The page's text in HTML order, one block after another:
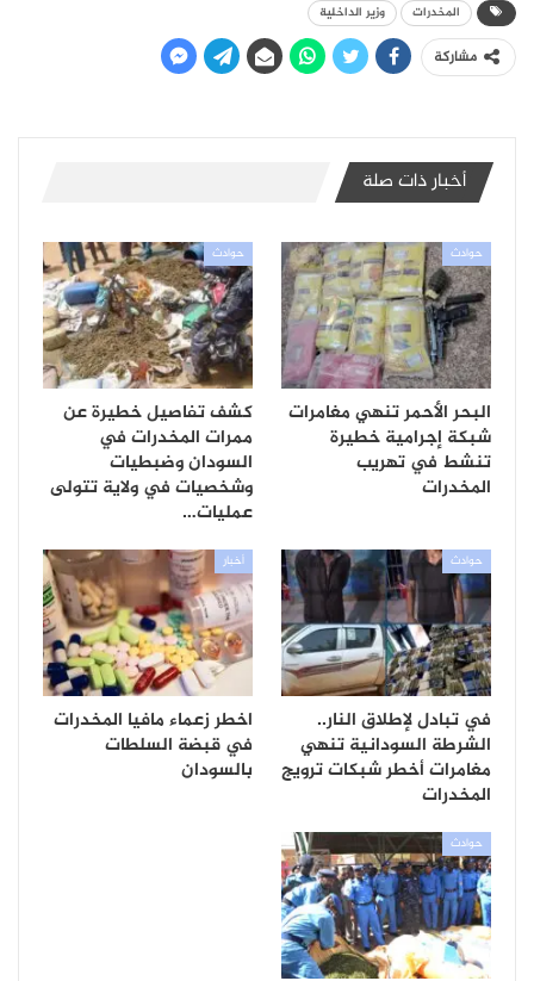
المخدرات وزير الداخلية
مشاركة
أخبار ذات صلة
حوادث
البحر الأحمر تنهي مغامرات
شبكة إجرامية خطيرة
تنشط في تهريب
المخدرات
حوادث
كشف تفاصيل خطيرة عن
ممرات المخدرات في
السودان وضبطيات
وشخصيات في ولاية تتولى
عمليات…
حوادث
في تبادل لإطلاق النار..
الشرطة السودانية تنهي
مغامرات أخطر شبكات ترويج
المخدرات
أخبار
اخطر زعماء مافيا المخدرات
في قبضة السلطات
بالسودان
حوادث